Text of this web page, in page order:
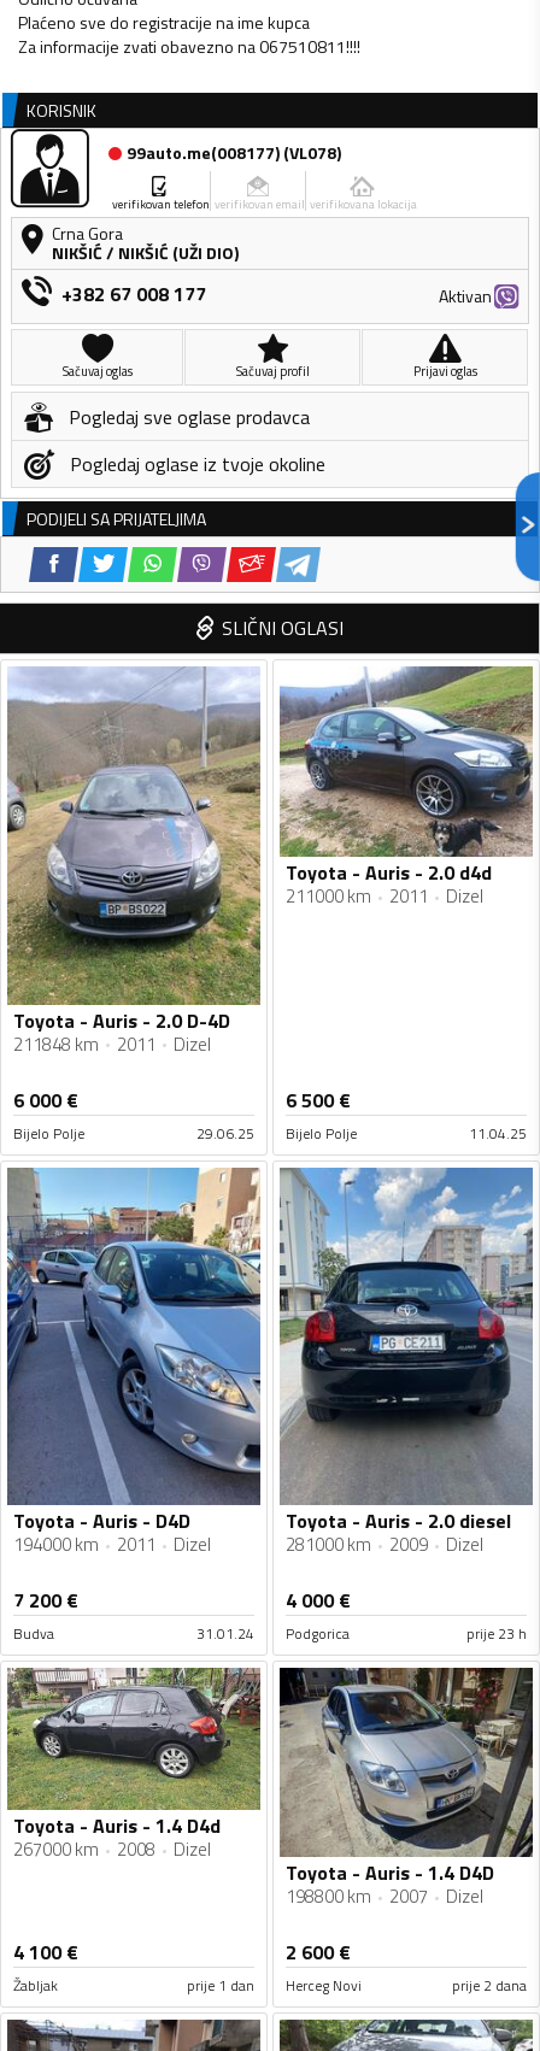
Plaćeno sve do registracije na ime kupca
Za informacije zvati obavezno na 067510811!!!!
KORISNIK
99auto.me(008177)(VL078)
verifikovan telefon verifikovan email verifikovana lokacija
Crna Gora
NIKŠIĆ/ NIKŠIĆ (UŽI DIO)
+382 67 008 177 Aktivan
Sačuvaj oglas Sačuvaj profil Prijavi oglas
Pogledaj sve oglase prodavca
Pogledaj oglase iz tvoje okoline
PODIJELI SA PRIJATELJIMA
SLIČNI OGLASI
Toyota - Auris - 2.0 D-4D
211848 km 2011 Dizel
6 000€
Bijelo Polje 29.06.25
Toyota - Auris - 2.0 d4d
211000 km 2011 Dizel
6 500€
Bijelo Polje 11.04.25
Toyota - Auris - D4D
194000 km 2011 Dizel
7 200€
Budva 31.01.24
Toyota - Auris - 2.0 diesel
281000 km 2009 Dizel
4 000€
Podgorica prije 23 h
Toyota - Auris - 1.4 D4d
267000 km 2008 Dizel
4 100€
Žabljak prije 1 dan
Toyota - Auris - 1.4 D4D
198800 km 2007 Dizel
2 600€
Herceg Novi prije 2 dana